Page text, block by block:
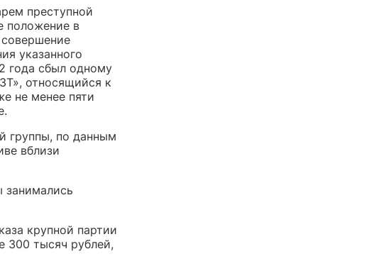
преступной
положение в
указанного
года сбыл одному
относящийся к
не менее пяти
группы, по данным
вблизи
занимались
крупной партии
300 тысяч рублей,